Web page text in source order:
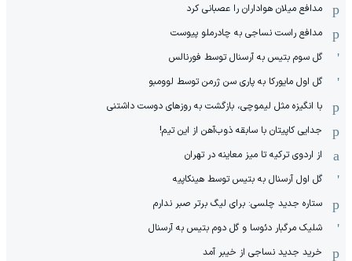
مدافع میلان هواداران را عصبانی کرد
مدافع راست نساجی به چادرملو پیوست
گل سوم بتیس به آرسنال توسط فورنالس
گل اول مایورکا به پاری سن ژرمن توسط لوومبو
با انگیزه مثل لیموچی، بازگشت به روزهای دوست داشتنی
جدایی کاپیتان با سابقه ذوب‌آهن از این تیم!
از اردوی ترکیه تا میز معاینه در تهران
گل اول آرسنال به بتیس توسط هینکاپیه
ستاره جدید چلسی: برای لیگ برتر صبر ندارم
شلیک مرگبار دئوسا و گل دوم بتیس به آرسنال
خرید جدید نساجی از خیبر آمد